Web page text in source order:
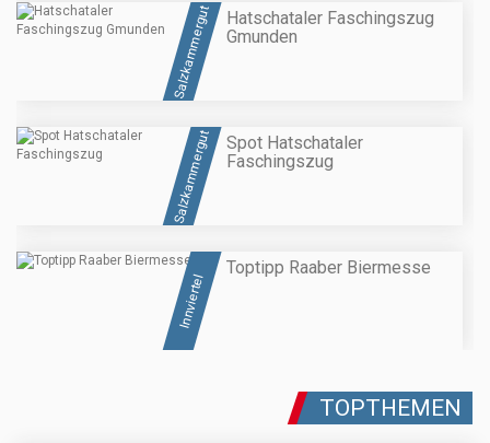
Salzkammergut
Hatschataler Faschingszug
Gmunden
Salzkammergut
Spot Hatschataler
Faschingszug
Innviertel
Toptipp Raaber Biermesse
TOPTHEMEN